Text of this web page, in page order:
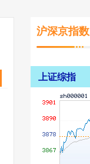
沪深京指数
上证综指